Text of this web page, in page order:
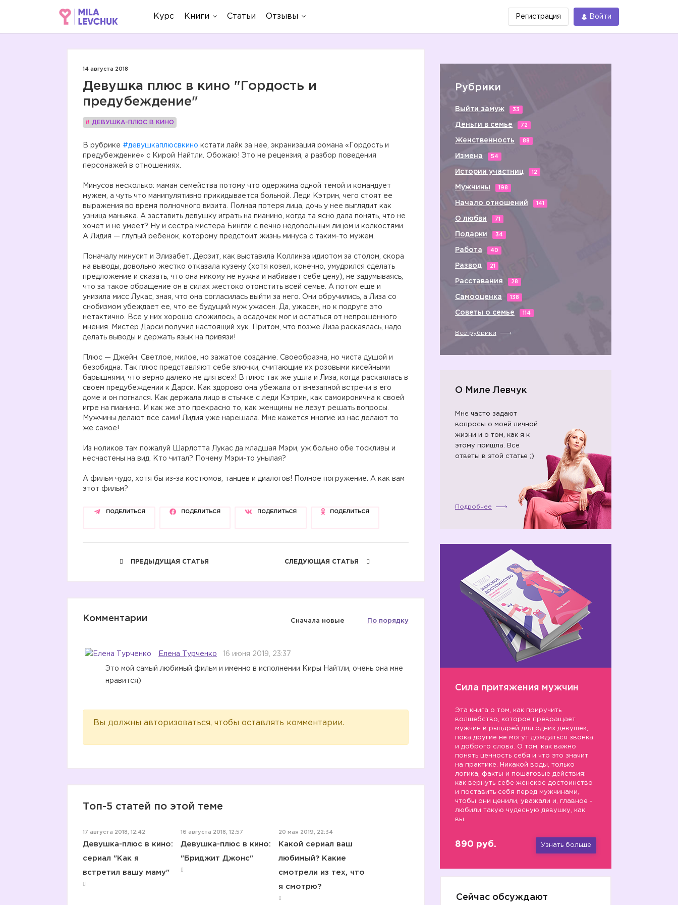
Курс Книги Статьи Отзывы Регистрация Войти
14 августа 2018
Девушка плюс в кино "Гордость и
предубеждение"
# ДЕВУШКА-ПЛЮС В КИНО
В рубрике #девушкаплюсвкино кстати лайк за нее, экранизация романа «Гордость и
предубеждение» с Кирой Найтли. Обожаю! Это не рецензия, а разбор поведения
персонажей в отношениях.
Минусов несколько: маман семейства потому что одержима одной темой и командует
мужем, а чуть что манипулятивно прикидывается больной. Леди Кэтрин, чего стоят ее
выражения во время полночного визита. Полная потеря лица, дочь у нее выглядит как
узница маньяка. А заставить девушку играть на пианино, когда та ясно дала понять, что не
хочет и не умеет? Ну и сестра мистера Бингли с вечно недовольным лицом и колкостями.
А Лидия — глупый ребенок, которому предстоит жизнь минуса с таким-то мужем.
Поначалу минусит и Элизабет. Дерзит, как выставила Коллинза идиотом за столом, скора
на выводы, довольно жестко отказала кузену (хотя козел, конечно, умудрился сделать
предложение и сказать, что она никому не нужна и набивает себе цену), не задумываясь,
что за такое обращение он в силах жестоко отомстить всей семье. А потом еще и
унизила мисс Лукас, зная, что она согласилась выйти за него. Они обручились, а Лиза со
снобизмом убеждает ее, что ее будущий муж ужасен. Да, ужасен, но к подруге это
нетактично. Все у них хорошо сложилось, а осадочек мог и остаться от непрошенного
мнения. Мистер Дарси получил настоящий хук. Притом, что позже Лиза раскаялась, надо
делать выводы и держать язык на привязи!
Плюс — Джейн. Светлое, милое, но зажатое создание. Своеобразна, но чиста душой и
безобидна. Так плюс представляют себе злючки, считающие их розовыми кисейными
барышнями, что верно далеко не для всех! В плюс так же ушла и Лиза, когда раскаялась в
своем предубеждении к Дарси. Как здорово она убежала от внезапной встречи в его
доме и он погнался. Как держала лицо в стычке с леди Кэтрин, как самоиронична к своей
игре на пианино. И как же это прекрасно то, как женщины не лезут решать вопросы.
Мужчины делают все сами! Лидия уже нарешала. Мне кажется многие из нас делают то
же самое!
Из ноликов там пожалуй Шарлотта Лукас да младшая Мэри, уж больно обе тоскливы и
несчастены на вид. Кто читал? Почему Мэри-то унылая?
А фильм чудо, хотя бы из-за костюмов, танцев и диалогов! Полное погружение. А как вам
этот фильм?
ПОДЕЛИТЬСЯ ПОДЕЛИТЬСЯ ПОДЕЛИТЬСЯ ПОДЕЛИТЬСЯ
ПРЕДЫДУЩАЯ СТАТЬЯ СЛЕДУЮЩАЯ СТАТЬЯ
Комментарии Сначала новые По порядку
Елена Турченко 16 июня 2019, 23:37
Это мой самый любимый фильм и именно в исполнении Киры Найтли, очень она мне
нравится)
Вы должны авторизоваться, чтобы оставлять комментарии.
Топ-5 статей по этой теме
17 августа 2018, 12:42
Девушка-плюс в кино:
сериал "Как я
встретил вашу маму"
16 августа 2018, 12:57
Девушка-плюс в кино:
"Бриджит Джонс"
20 мая 2019, 22:34
Какой сериал ваш
любимый? Какие
смотрели из тех, что
я смотрю?
Рубрики
Выйти замуж 33
Деньги в семье 72
Женственность 88
Измена 54
Истории участниц 12
Мужчины 198
Начало отношений 141
О любви 71
Подарки 34
Работа 40
Развод 21
Расставания 28
Самооценка 138
Советы о семье 114
Все рубрики
О Миле Левчук
Мне часто задают
вопросы о моей личной
жизни и о том, как я к
этому пришла. Все
ответы в этой статье ;)
Подробнее
Сила притяжения мужчин
Эта книга о том, как приручить
волшебство, которое превращает
мужчин в рыцарей для одних девушек,
пока другие не могут дождаться звонка
и доброго слова. О том, как важно
понять ценность себя и что это значит
на практике. Никакой воды, только
логика, факты и пошаговые действия:
как вернуть себе женское достоинство
и поставить себя перед мужчинами,
чтобы они ценили, уважали и, главное -
любили такую чудесную девушку, как
вы.
890 руб. Узнать больше
Сейчас обсуждают